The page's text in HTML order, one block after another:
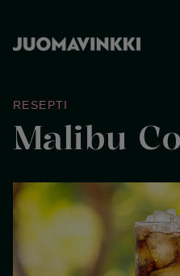
RESEPTI
Malibu